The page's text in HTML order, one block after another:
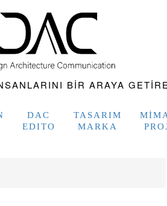
BIR ARAYA
DAC
EDITO
TASARIM
MARKA